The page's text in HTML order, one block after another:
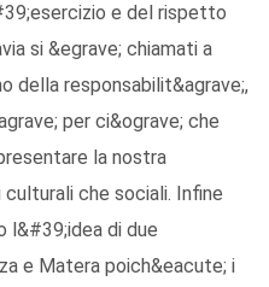
e del rispetto
si &egrave; chiamati a
della responsabilit&agrave;,
per ci&ograve; che
la nostra
culturali che sociali. Infine
l&#39;idea di due
e Matera poich&eacute; i